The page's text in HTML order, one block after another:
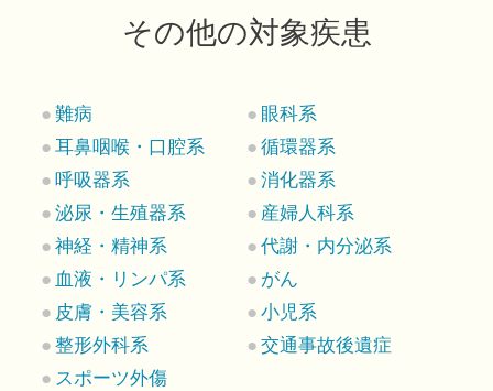
その他の対象疾患
難病
眼科系
耳鼻咽喉・口腔系
循環器系
呼吸器系
消化器系
泌尿・生殖器系
産婦人科系
神経・精神系
代謝・内分泌系
血液・リンパ系
がん
皮膚・美容系
小児系
整形外科系
交通事故後遺症
スポーツ外傷